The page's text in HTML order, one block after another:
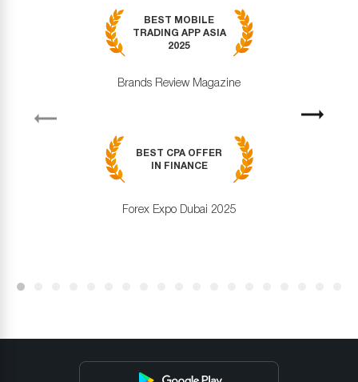
BEST MOBILE
TRADING APP ASIA
2025
Brands Review Magazine
BEST CPA OFFER
IN FINANCE
Forex Expo Dubai 2025
Next